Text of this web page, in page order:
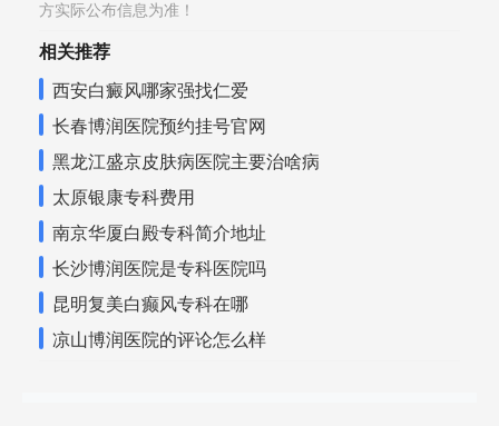
方实际公布信息为准！
相关推荐
西安白癜风哪家强找仁爱
长春博润医院预约挂号官网
黑龙江盛京皮肤病医院主要治啥病
太原银康专科费用
南京华厦白殿专科简介地址
长沙博润医院是专科医院吗
昆明复美白癫风专科在哪
凉山博润医院的评论怎么样